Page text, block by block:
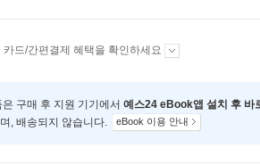
카드/간편결제 혜택을 확인하세요
은 구매 후 지원 기기에서 예스24 eBook앱 설치 후 바
, 배송되지 않습니다. eBook 이용 안내